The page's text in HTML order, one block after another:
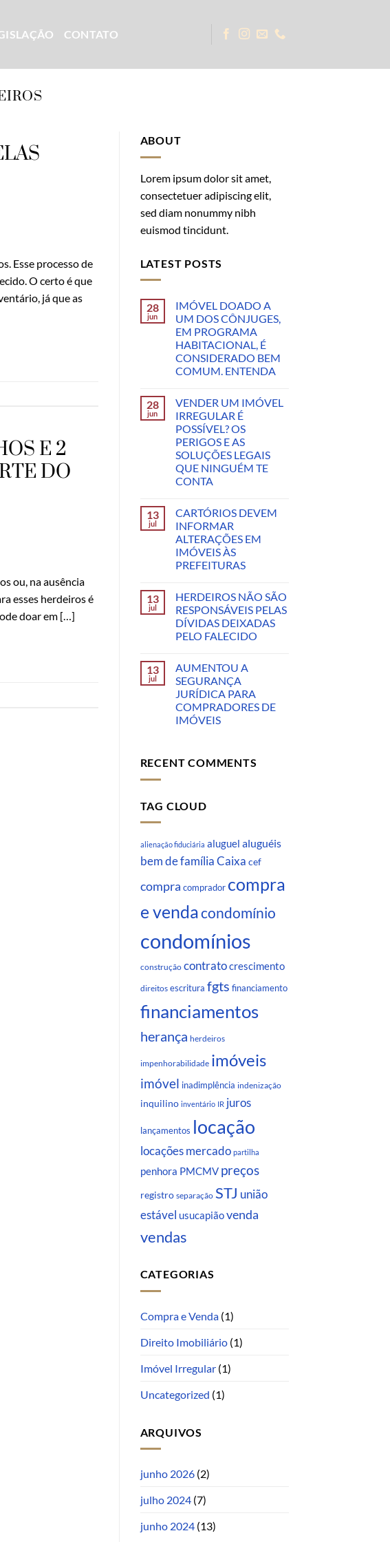
CONTATO
Esse processo de
O certo é que
já que as
E 2
DO
ou, na ausência
esses herdeiros é
doar em […]
ABOUT
Lorem ipsum dolor sit amet,
consectetuer adipiscing elit,
sed diam nonummy nibh
euismod tincidunt.
LATEST POSTS
28
jun
IMÓVEL DOADO A
UM DOS CÔNJUGES,
EM PROGRAMA
HABITACIONAL, É
CONSIDERADO BEM
COMUM. ENTENDA
28
jun
VENDER UM IMÓVEL
IRREGULAR É
POSSÍVEL? OS
PERIGOS E AS
SOLUÇÕES LEGAIS
QUE NINGUÉM TE
CONTA
13
jul
CARTÓRIOS DEVEM
INFORMAR
ALTERAÇÕES EM
IMÓVEIS ÀS
PREFEITURAS
13
jul
HERDEIROS NÃO SÃO
RESPONSÁVEIS PELAS
DÍVIDAS DEIXADAS
PELO FALECIDO
13
jul
AUMENTOU A
SEGURANÇA
JURÍDICA PARA
COMPRADORES DE
IMÓVEIS
RECENT COMMENTS
TAG CLOUD
alienação fiduciária aluguel aluguéis
bem de família Caixa cef
compra comprador compra
e vendacondomínio
condomínios
construção contratocrescimento
direitos escritura fgts financiamento
financiamentos
herança herdeiros
impenhorabilidade imóveis
imóvel inadimplência indenização
inquilino inventário IR juros
lançamentos locação
locações mercado partilha
penhora PMCMV preços
registro separação STJ união
estável usucapiãovenda
vendas
CATEGORIAS
Compra e Venda(1)
Direito Imobiliário(1)
Imóvel Irregular(1)
Uncategorized (1)
ARQUIVOS
junho 2026(2)
julho 2024(7)
junho 2024(13)